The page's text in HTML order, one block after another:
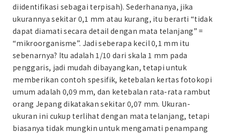
diidentifikasi sebagai terpisah). Sederhananya, jika
ukurannya sekitar 0,1 mm atau kurang, itu berarti “tidak
dapat diamati secara detail dengan mata telanjang” =
“mikroorganisme”. Jadi seberapa kecil 0,1 mm itu
sebenarnya? Itu adalah 1/10 dari skala 1 mm pada
penggaris, jadi mudah dibayangkan, tetapi untuk
memberikan contoh spesifik, ketebalan kertas fotokopi
umum adalah 0,09 mm, dan ketebalan rata-rata rambut
orang Jepang dikatakan sekitar 0,07 mm. Ukuran-
ukuran ini cukup terlihat dengan mata telanjang, tetapi
biasanya tidak mungkin untuk mengamati penampang